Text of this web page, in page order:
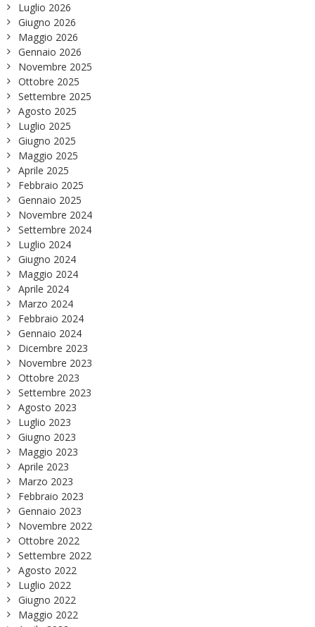
Luglio 2026
Giugno 2026
Maggio 2026
Gennaio 2026
Novembre 2025
Ottobre 2025
Settembre 2025
Agosto 2025
Luglio 2025
Giugno 2025
Maggio 2025
Aprile 2025
Febbraio 2025
Gennaio 2025
Novembre 2024
Settembre 2024
Luglio 2024
Giugno 2024
Maggio 2024
Aprile 2024
Marzo 2024
Febbraio 2024
Gennaio 2024
Dicembre 2023
Novembre 2023
Ottobre 2023
Settembre 2023
Agosto 2023
Luglio 2023
Giugno 2023
Maggio 2023
Aprile 2023
Marzo 2023
Febbraio 2023
Gennaio 2023
Novembre 2022
Ottobre 2022
Settembre 2022
Agosto 2022
Luglio 2022
Giugno 2022
Maggio 2022